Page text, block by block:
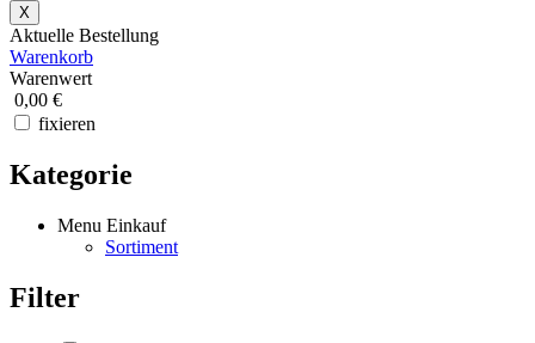
X
Aktuelle Bestellung
Warenkorb
Warenwert
0,00 €
fixieren
Kategorie
Menu Einkauf
Sortiment
Filter